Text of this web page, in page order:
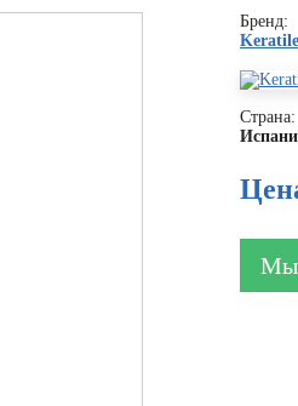
Бренд:
Страна:
Мы